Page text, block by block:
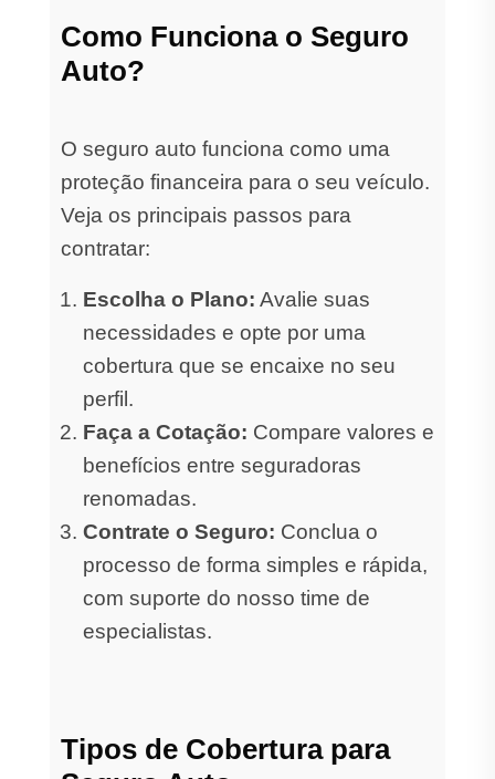
Como Funciona o Seguro
Auto?
O seguro auto funciona como uma
proteção financeira para o seu veículo.
Veja os principais passos para
contratar:
Escolha o Plano: Avalie suas
necessidades e opte por uma
cobertura que se encaixe no seu
perfil.
Faça a Cotação: Compare valores e
benefícios entre seguradoras
renomadas.
Contrate o Seguro: Conclua o
processo de forma simples e rápida,
com suporte do nosso time de
especialistas.
Tipos de Cobertura para